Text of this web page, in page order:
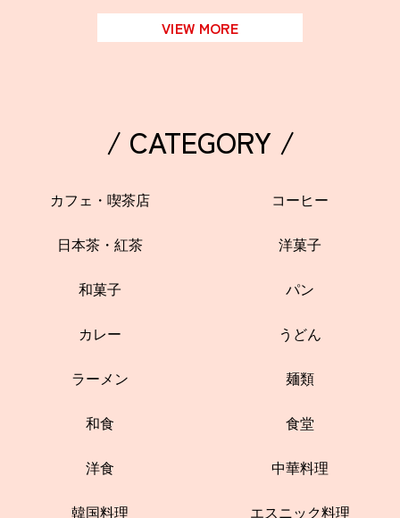
VIEW MORE
/ CATEGORY /
カフェ・喫茶店 コーヒー
日本茶・紅茶 洋菓子
和菓子 パン
カレー うどん
ラーメン 麺類
和食 食堂
洋食 中華料理
韓国料理 エスニック料理